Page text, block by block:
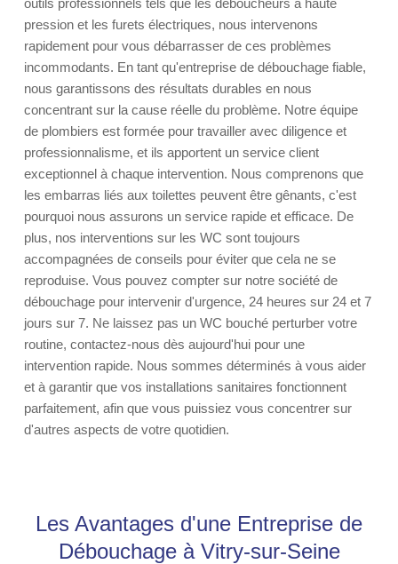
outils professionnels tels que les déboucheurs à haute
pression et les furets électriques, nous intervenons
rapidement pour vous débarrasser de ces problèmes
incommodants. En tant qu'entreprise de débouchage fiable,
nous garantissons des résultats durables en nous
concentrant sur la cause réelle du problème. Notre équipe
de plombiers est formée pour travailler avec diligence et
professionnalisme, et ils apportent un service client
exceptionnel à chaque intervention. Nous comprenons que
les embarras liés aux toilettes peuvent être gênants, c'est
pourquoi nous assurons un service rapide et efficace. De
plus, nos interventions sur les WC sont toujours
accompagnées de conseils pour éviter que cela ne se
reproduise. Vous pouvez compter sur notre société de
débouchage pour intervenir d'urgence, 24 heures sur 24 et 7
jours sur 7. Ne laissez pas un WC bouché perturber votre
routine, contactez-nous dès aujourd'hui pour une
intervention rapide. Nous sommes déterminés à vous aider
et à garantir que vos installations sanitaires fonctionnent
parfaitement, afin que vous puissiez vous concentrer sur
d'autres aspects de votre quotidien.
Les Avantages d'une Entreprise de
Débouchage à Vitry-sur-Seine